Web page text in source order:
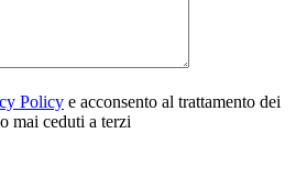
Policy e acconsento al trattamento dei
mai ceduti a terzi